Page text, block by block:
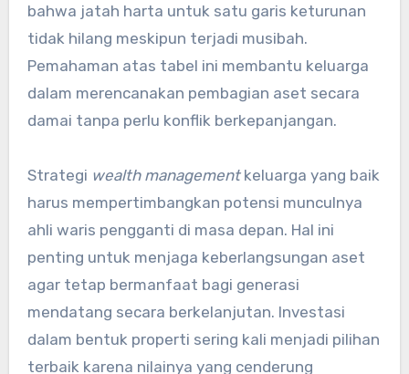
bahwa jatah harta untuk satu garis keturunan
tidak hilang meskipun terjadi musibah.
Pemahaman atas tabel ini membantu keluarga
dalam merencanakan pembagian aset secara
damai tanpa perlu konflik berkepanjangan.
Strategi wealth managementkeluarga yang baik
harus mempertimbangkan potensi munculnya
ahli waris pengganti di masa depan. Hal ini
penting untuk menjaga keberlangsungan aset
agar tetap bermanfaat bagi generasi
mendatang secara berkelanjutan. Investasi
dalam bentuk properti sering kali menjadi pilihan
terbaik karena nilainya yang cenderung